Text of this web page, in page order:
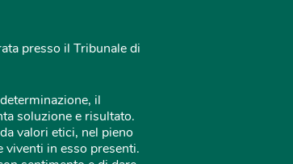
presso il Tribunale di
il
soluzione e risultato.
valori etici, nel pieno
in esso presenti.